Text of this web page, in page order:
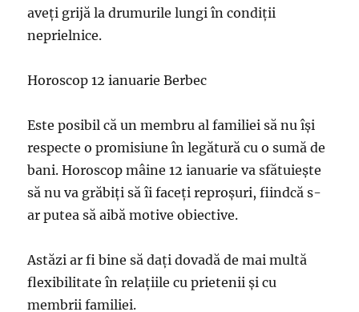
aveți grijă la drumurile lungi în condiții
neprielnice.
Horoscop 12 ianuarie Berbec
Este posibil că un membru al familiei să nu își
respecte o promisiune în legătură cu o sumă de
bani. Horoscop mâine 12 ianuarie va sfătuiește
să nu va grăbiți să îi faceți reproșuri, fiindcă s-
ar putea să aibă motive obiective.
Astăzi ar fi bine să dați dovadă de mai multă
flexibilitate în relațiile cu prietenii și cu
membrii familiei.